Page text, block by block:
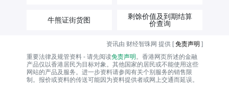
牛熊证街货图
剩馀价值及到期结算
价查询
资讯由 财经智珠网 提供 [免责声明 ]
重要法律及规管资料 - 请先阅读免责声明 。香港网页所述的金融
产品仅以香港居民为目标对象。其他国家的居民或不能使用这些
网站的产品及服务。进一步资料请参阅有关个别服务的销售限
制。报价或资料的传送可能因为资料提供者或网上交通而延误。